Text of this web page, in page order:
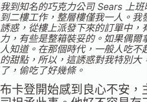
我到知名的巧克力公司 Sears 上
到二樓工作，整層樓僅我一人。我
誘惑，從樓上派發下來的訂單中，
力，有些是整箱裝妥的。如果偶爾
人知道。在那個時代，一般人吃不
的甜點，所以，這誘惑對我特別大
了，偷吃了好幾條。
布卡登開始感到良心不安，